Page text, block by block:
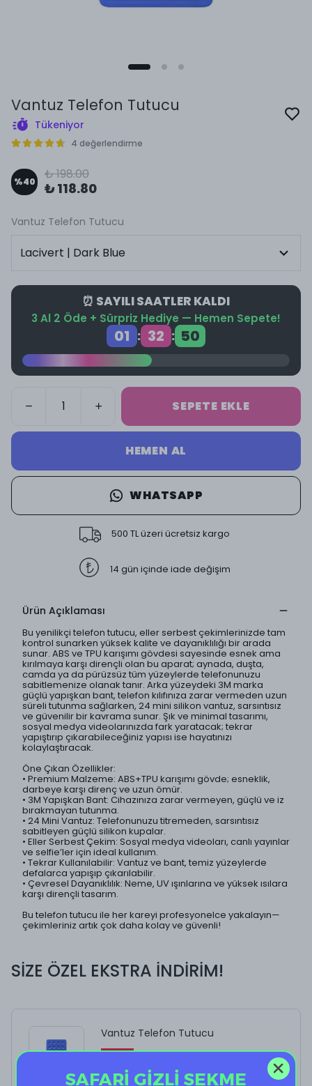
Vantuz Telefon Tutucu
Tükeniyor
4 değerlendirme
%40 ₺ 198.00
₺ 118.80
Vantuz Telefon Tutucu
⏰ SAYILI SAATLER KALDI
3 Al 2 Öde + Sürpriz Hediye — Hemen Sepete!
01 : 32 : 50
SEPETE EKLE
HEMEN AL
WHATSAPP
500 TL üzeri ücretsiz kargo
14 gün içinde iade değişim
Ürün Açıklaması
Bu yenilikçi telefon tutucu, eller serbest çekimlerinizde tam
kontrol sunarken yüksek kalite ve dayanıklılığı bir arada
sunar. ABS ve TPU karışımı gövdesi sayesinde esnek ama
kırılmaya karşı dirençli olan bu aparat; aynada, duşta,
camda ya da pürüzsüz tüm yüzeylerde telefonunuzu
sabitlemenize olanak tanır. Arka yüzeydeki 3M marka
güçlü yapışkan bant, telefon kılıfınıza zarar vermeden uzun
süreli tutunma sağlarken, 24 mini silikon vantuz, sarsıntısız
ve güvenilir bir kavrama sunar. Şık ve minimal tasarımı,
sosyal medya videolarınızda fark yaratacak; tekrar
yapıştırıp çıkarabileceğiniz yapısı ise hayatınızı
kolaylaştıracak.
Öne Çıkan Özellikler:
• Premium Malzeme: ABS+TPU karışımı gövde; esneklik,
darbeye karşı direnç ve uzun ömür.
• 3M Yapışkan Bant: Cihazınıza zarar vermeyen, güçlü ve iz
bırakmayan tutunma.
• 24 Mini Vantuz: Telefonunuzu titremeden, sarsıntısız
sabitleyen güçlü silikon kupalar.
• Eller Serbest Çekim: Sosyal medya videoları, canlı yayınlar
ve selfie’ler için ideal kullanım.
• Tekrar Kullanılabilir: Vantuz ve bant, temiz yüzeylerde
defalarca yapışıp çıkarılabilir.
• Çevresel Dayanıklılık: Neme, UV ışınlarına ve yüksek ısılara
karşı dirençli tasarım.
Bu telefon tutucu ile her kareyi profesyonelce yakalayın—
çekimleriniz artık çok daha kolay ve güvenli!
SİZE ÖZEL EKSTRA İNDİRİM!
Vantuz Telefon Tutucu
₺ 198.00 ₺ 118.80
SAFARİ GİZLİ SEKME